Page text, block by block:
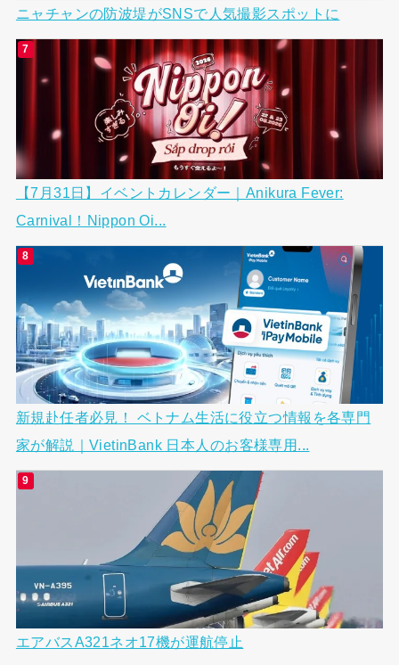
ニャチャンの防波堤がSNSで人気撮影スポットに
【7月31日】イベントカレンダー｜Anikura Fever:
Carnival！Nippon Oi...
新規赴任者必見！ ベトナム生活に役立つ情報を各専門
家が解説｜VietinBank 日本人のお客様専用...
エアバスA321ネオ17機が運航停止